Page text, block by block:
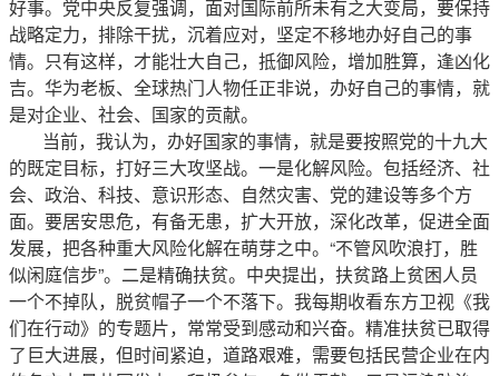
好事。党中央反复强调，面对国际前所未有之大变局，要保持
战略定力，排除干扰，沉着应对，坚定不移地办好自己的事
情。只有这样，才能壮大自己，抵御风险，增加胜算，逢凶化
吉。华为老板、全球热门人物任正非说，办好自己的事情，就
是对企业、社会、国家的贡献。
当前，我认为，办好国家的事情，就是要按照党的十九大
的既定目标，打好三大攻坚战。一是化解风险。包括经济、社
会、政治、科技、意识形态、自然灾害、党的建设等多个方
面。要居安思危，有备无患，扩大开放，深化改革，促进全面
发展，把各种重大风险化解在萌芽之中。“不管风吹浪打，胜
似闲庭信步”。二是精确扶贫。中央提出，扶贫路上贫困人员
一个不掉队，脱贫帽子一个不落下。我每期收看东方卫视《我
们在行动》的专题片，常常受到感动和兴奋。精准扶贫已取得
了巨大进展，但时间紧迫，道路艰难，需要包括民营企业在内